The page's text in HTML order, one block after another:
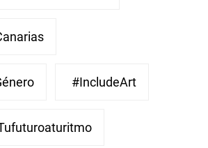
#IncludeArt